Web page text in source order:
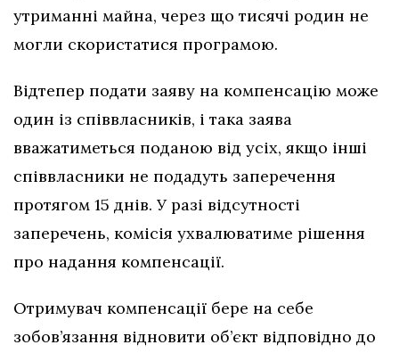
утриманні майна, через що тисячі родин не
могли скористатися програмою.
Відтепер подати заяву на компенсацію може
один із співвласників, і така заява
вважатиметься поданою від усіх, якщо інші
співвласники не подадуть заперечення
протягом 15 днів. У разі відсутності
заперечень, комісія ухвалюватиме рішення
про надання компенсації.
Отримувач компенсації бере на себе
зобов’язання відновити об’єкт відповідно до